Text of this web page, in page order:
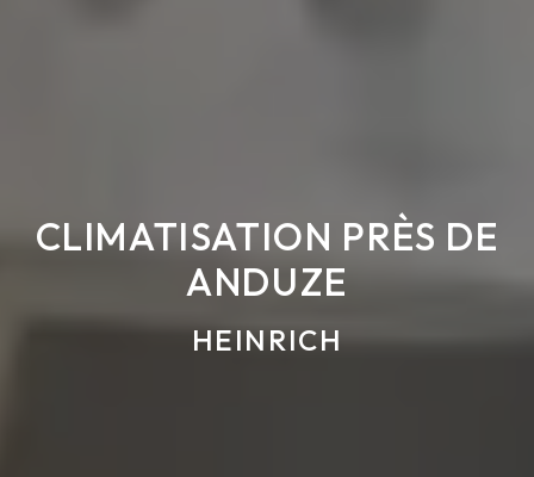
CLIMATISATION PRÈS DE
ANDUZE
HEINRICH